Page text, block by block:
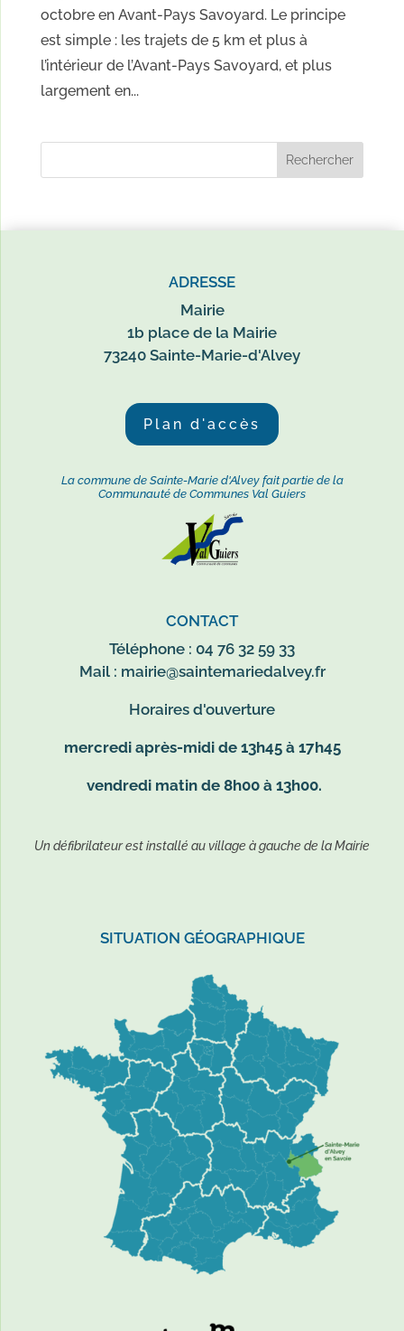
octobre en Avant-Pays Savoyard. Le principe
est simple : les trajets de 5 km et plus à
l’intérieur de l’Avant-Pays Savoyard, et plus
largement en...
ADRESSE
Mairie
1b place de la Mairie
73240 Sainte-Marie-d'Alvey
Plan d'accès
La commune de Sainte-Marie d'Alvey fait partie de la
Communauté de Communes Val Guiers
CONTACT
Téléphone : 04 76 32 59 33
Mail : mairie@saintemariedalvey.fr
Horaires d'ouverture
mercredi après-midi de 13h45 à 17h45
vendredi matin de 8h00 à 13h00.
Un défibrilateur est installé au village à gauche de la Mairie
SITUATION GÉOGRAPHIQUE